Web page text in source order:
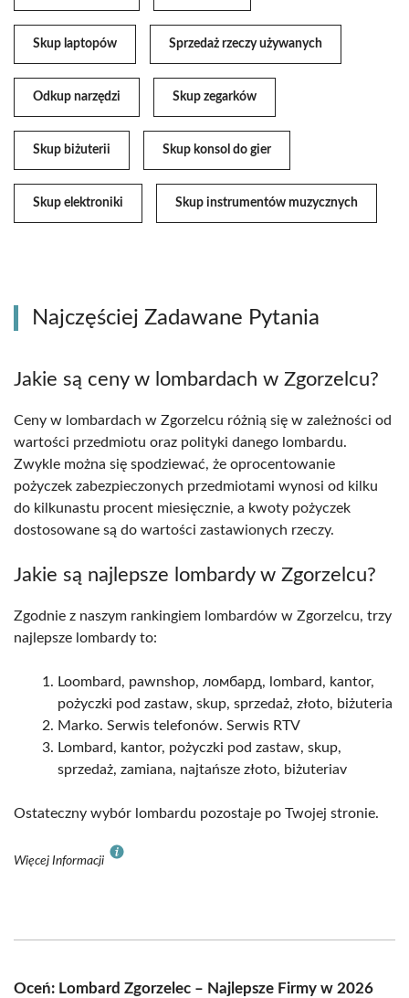
Skup laptopów Sprzedaż rzeczy używanych
Odkup narzędzi Skup zegarków
Skup biżuterii Skup konsol do gier
Skup elektroniki Skup instrumentów muzycznych
Najczęściej Zadawane Pytania
Jakie są ceny w lombardach w Zgorzelcu?
Ceny w lombardach w Zgorzelcu różnią się w zależności od
wartości przedmiotu oraz polityki danego lombardu.
Zwykle można się spodziewać, że oprocentowanie
pożyczek zabezpieczonych przedmiotami wynosi od kilku
do kilkunastu procent miesięcznie, a kwoty pożyczek
dostosowane są do wartości zastawionych rzeczy.
Jakie są najlepsze lombardy w Zgorzelcu?
Zgodnie z naszym rankingiem lombardów w Zgorzelcu, trzy
najlepsze lombardy to:
Loombard, pawnshop, ломбард, lombard, kantor,
pożyczki pod zastaw, skup, sprzedaż, złoto, biżuteria
Marko. Serwis telefonów. Serwis RTV
Lombard, kantor, pożyczki pod zastaw, skup,
sprzedaż, zamiana, najtańsze złoto, biżuteriav
Ostateczny wybór lombardu pozostaje po Twojej stronie.
Więcej Informacji
Oceń: Lombard Zgorzelec – Najlepsze Firmy w 2026